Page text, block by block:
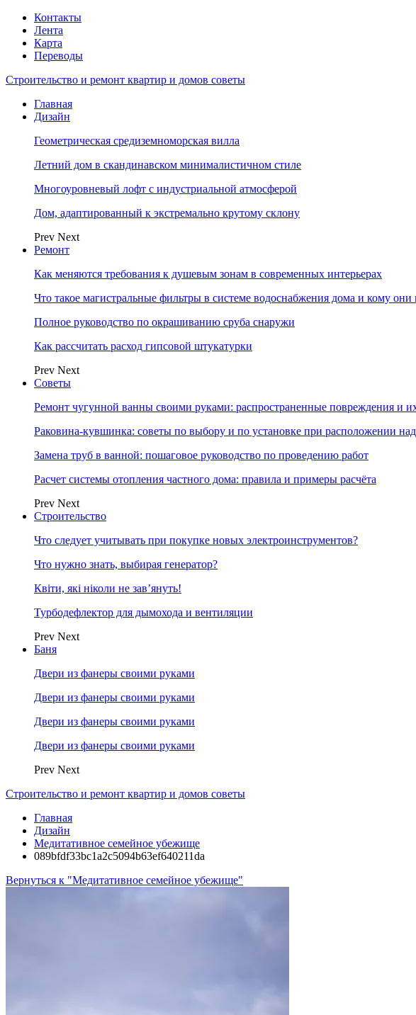
Контакты
Лента
Карта
Переводы
Строительство и ремонт квартир и домов советы
Главная
Дизайн
Геометрическая средиземноморская вилла
Летний дом в скандинавском минималистичном стиле
Многоуровневый лофт с индустриальной атмосферой
Дом, адаптированный к экстремально крутому склону
Prev Next
Ремонт
Как меняются требования к душевым зонам в современных интерьерах
Что такое магистральные фильтры в системе водоснабжения дома и кому
Полное руководство по окрашиванию сруба снаружи
Как рассчитать расход гипсовой штукатурки
Prev Next
Советы
Ремонт чугунной ванны своими руками: распространенные повреждения и
Раковина-кувшинка: советы по выбору и по установке при расположении
Замена труб в ванной: пошаговое руководство по проведению работ
Расчет системы отопления частного дома: правила и примеры расчёта
Prev Next
Строительство
Что следует учитывать при покупке новых электроинструментов?
Что нужно знать, выбирая генератор?
Квіти, які ніколи не зав’януть!
Турбодефлектор для дымохода и вентиляции
Prev Next
Баня
Двери из фанеры своими руками
Двери из фанеры своими руками
Двери из фанеры своими руками
Двери из фанеры своими руками
Prev Next
Строительство и ремонт квартир и домов советы
Главная
Дизайн
Медитативное семейное убежище
089bfdf33bc1a2c5094b63ef640211da
Вернуться к "Медитативное семейное убежище"